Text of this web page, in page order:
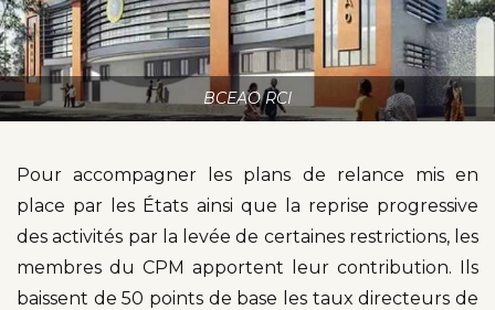
BCEAO RCI
Pour accompagner les plans de relance mis en
place par les États ainsi que la reprise progressive
des activités par la levée de certaines restrictions, les
membres du CPM apportent leur contribution. Ils
baissent de 50 points de base les taux directeurs de